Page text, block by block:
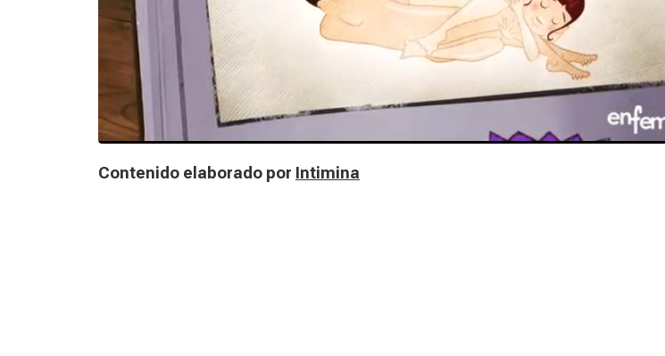
Contenido elaborado por Intimina